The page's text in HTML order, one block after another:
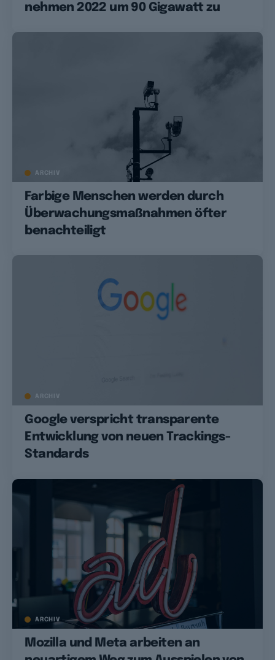
nehmen 2022 um 90 Gigawatt zu
ARCHIV
Farbige Menschen werden durch
Überwachungsmaßnahmen öfter
benachteiligt
ARCHIV
Google verspricht transparente
Entwicklung von neuen Trackings-
Standards
ARCHIV
Mozilla und Meta arbeiten an